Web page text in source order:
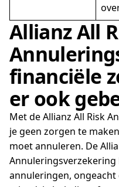
Allianz All
financiële
er ook
Met de Allianz All Risk
je geen zorgen te
moet annuleren. De
annuleringen, ongeacht